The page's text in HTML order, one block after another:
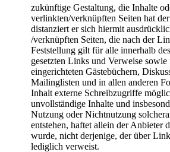
zukünftige Gestaltung, die Inhalte
verlinkten/verknüpften Seiten hat
distanziert er sich hiermit
/verknüpften Seiten, die nach der
Feststellung gilt für alle innerhalb
gesetzten Links und Verweise
eingerichteten Gästebüchern,
Mailinglisten und in allen anderen
Inhalt externe Schreibzugriffe
unvollständige Inhalte und
Nutzung oder Nichtnutzung
entstehen, haftet allein der Anbieter
wurde, nicht derjenige, der über
lediglich verweist.